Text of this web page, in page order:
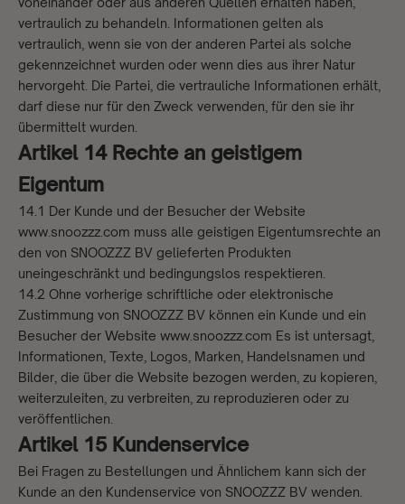
vertraulich zu behandeln. Informationen gelten als
vertraulich, wenn sie von der anderen Partei als solche
gekennzeichnet wurden oder wenn dies aus ihrer Natur
hervorgeht. Die Partei, die vertrauliche Informationen erhält,
darf diese nur für den Zweck verwenden, für den sie ihr
übermittelt wurden.
Artikel 14 Rechte an geistigem
Eigentum
14.1 Der Kunde und der Besucher der Website
www.snoozzz.com muss alle geistigen Eigentumsrechte an
den von SNOOZZZ BV gelieferten Produkten
uneingeschränkt und bedingungslos respektieren.
14.2 Ohne vorherige schriftliche oder elektronische
Zustimmung von SNOOZZZ BV können ein Kunde und ein
Besucher der Website www.snoozzz.com Es ist untersagt,
Informationen, Texte, Logos, Marken, Handelsnamen und
Bilder, die über die Website bezogen werden, zu kopieren,
weiterzuleiten, zu verbreiten, zu reproduzieren oder zu
veröffentlichen.
Artikel 15 Kundenservice
Bei Fragen zu Bestellungen und Ähnlichem kann sich der
Kunde an den Kundenservice von SNOOZZZ BV wenden.